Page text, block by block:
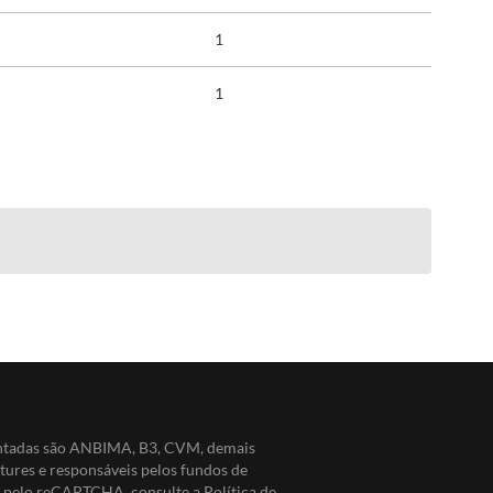
1
1
são ANBIMA, B3, CVM, demais
e responsáveis pelos fundos de